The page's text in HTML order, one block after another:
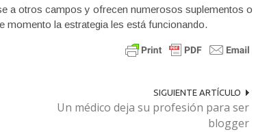
a otros campos y ofrecen numerosos suplementos o
momento la estrategia les está funcionando.
SIGUIENTE ARTÍCULO
Un médico deja su profesión para ser
blogger